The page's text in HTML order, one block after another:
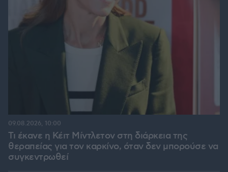
Τι έκανε η Κέιτ Μίντλετον στη διάρκεια της
θεραπείας για τον καρκίνο, όταν δεν μπορούσε να
συγκεντρωθεί
09.08.2026, 10:00